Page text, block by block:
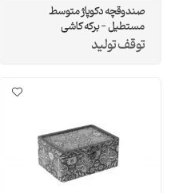
صندوقچه دکوپاژ متوسط
مستطيل - برکه کاشی
توقف تولید